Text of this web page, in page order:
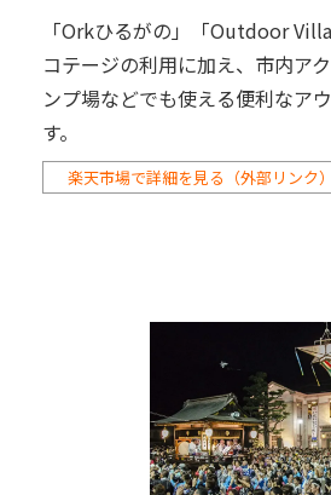
「Orkひるがの」「Outdoor
コテージの利用に加え、市内ア
ンプ場などでも使える便利なア
す。
楽天市場で詳細を見る（外部リンク）